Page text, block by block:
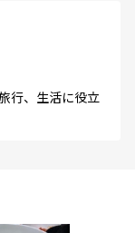
行、生活に役立